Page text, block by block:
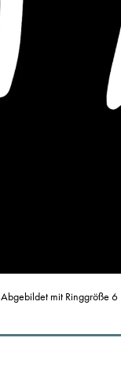
Abgebildet mit Ringgröße 6